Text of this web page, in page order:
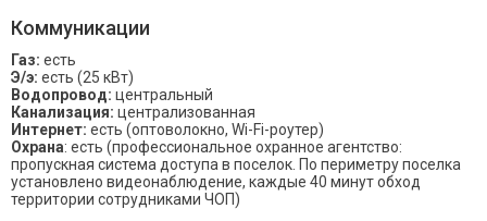
Коммуникации
Газ: есть
Э/э: есть (25 кВт)
Водопровод: центральный
Канализация: централизованная
Интернет: есть (оптоволокно, Wi-Fi-роутер)
Охрана: есть (профессиональное охранное агентство:
пропускная система доступа в поселок. По периметру поселка
установлено видеонаблюдение, каждые 40 минут обход
территории сотрудниками ЧОП)